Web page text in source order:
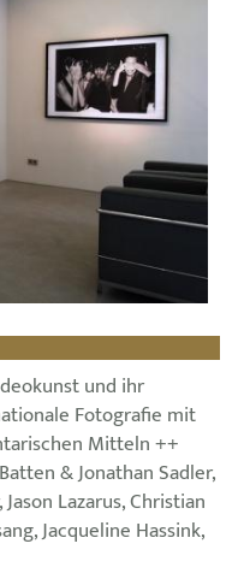
und ihr
Fotografie mit
Mitteln ++
& Jonathan Sadler,
Lazarus, Christian
Jacqueline Hassink,